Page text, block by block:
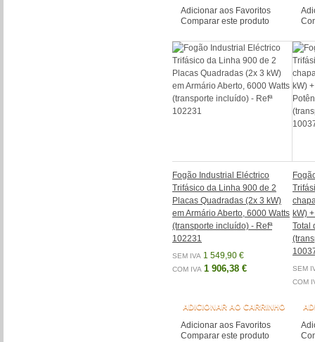
Adicionar aos Favoritos
Comparar este produto
Fogão Industrial Eléctrico
Trifásico da Linha 900 de 2
Placas Quadradas (2x 3 kW)
em Armário Aberto, 6000 Watts
(transporte incluído) - Refª
102231
SEM IVA 1 549,90 €
COM IVA 1 906,38 €
ADICIONAR AO CARRINHO
Adicionar aos Favoritos
Comparar este produto
kW)
Total
SEM
COM